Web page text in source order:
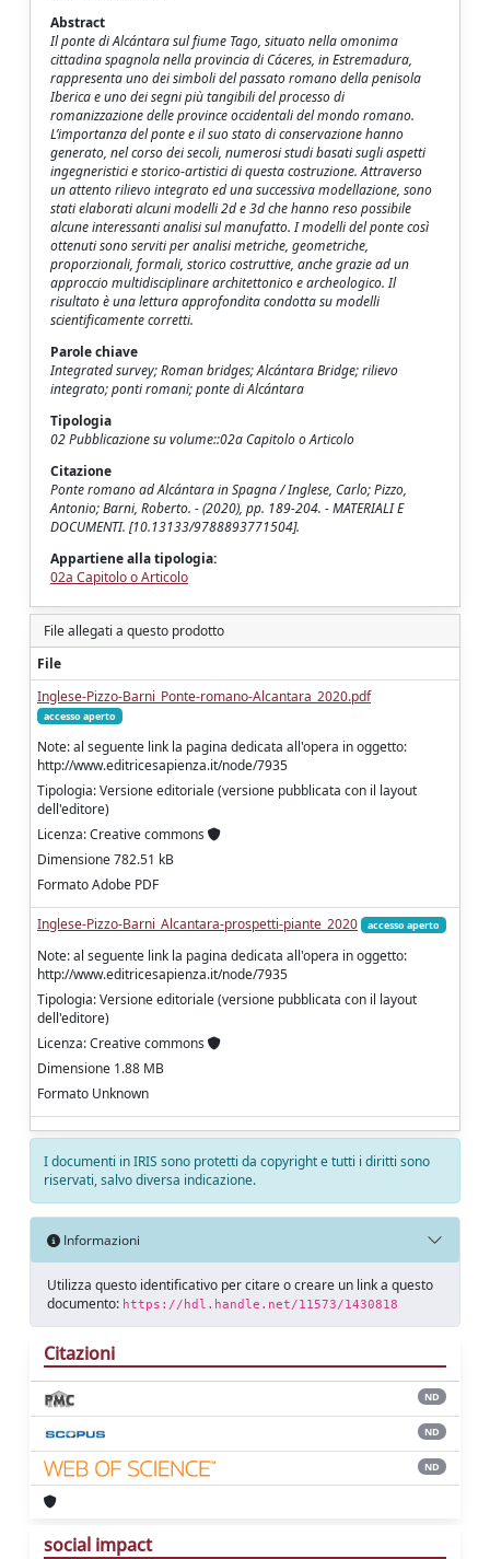
Abstract
Il ponte di Alcántara sul fiume Tago, situato nella omonima
cittadina spagnola nella provincia di Cáceres, in Estremadura,
rappresenta uno dei simboli del passato romano della penisola
Iberica e uno dei segni più tangibili del processo di
romanizzazione delle province occidentali del mondo romano.
L’importanza del ponte e il suo stato di conservazione hanno
generato, nel corso dei secoli, numerosi studi basati sugli aspetti
ingegneristici e storico-artistici di questa costruzione. Attraverso
un attento rilievo integrato ed una successiva modellazione, sono
stati elaborati alcuni modelli 2d e 3d che hanno reso possibile
alcune interessanti analisi sul manufatto. I modelli del ponte così
ottenuti sono serviti per analisi metriche, geometriche,
proporzionali, formali, storico costruttive, anche grazie ad un
approccio multidisciplinare architettonico e archeologico. Il
risultato è una lettura approfondita condotta su modelli
scientificamente corretti.
Parole chiave
Integrated survey; Roman bridges; Alcántara Bridge; rilievo
integrato; ponti romani; ponte di Alcántara
Tipologia
02 Pubblicazione su volume::02a Capitolo o Articolo
Citazione
Ponte romano ad Alcántara in Spagna / Inglese, Carlo; Pizzo,
Antonio; Barni, Roberto. - (2020), pp. 189-204. - MATERIALI E
DOCUMENTI. [10.13133/9788893771504].
Appartiene alla tipologia:
02a Capitolo o Articolo
File allegati a questo prodotto
File
Inglese-Pizzo-Barni_Ponte-romano-Alcantara_2020.pdf
accesso aperto
Note: al seguente link la pagina dedicata all'opera in oggetto:
http://www.editricesapienza.it/node/7935
Tipologia: Versione editoriale (versione pubblicata con il layout
dell'editore)
Licenza: Creative commons
Dimensione 782.51 kB
Formato Adobe PDF
Inglese-Pizzo-Barni_Alcantara-prospetti-piante_2020 accesso aperto
Note: al seguente link la pagina dedicata all'opera in oggetto:
http://www.editricesapienza.it/node/7935
Tipologia: Versione editoriale (versione pubblicata con il layout
dell'editore)
Licenza: Creative commons
Dimensione 1.88 MB
Formato Unknown
I documenti in IRIS sono protetti da copyright e tutti i diritti sono
riservati, salvo diversa indicazione.
Informazioni
Utilizza questo identificativo per citare o creare un link a questo
documento: https://hdl.handle.net/11573/1430818
Citazioni
ND
ND
ND
social impact